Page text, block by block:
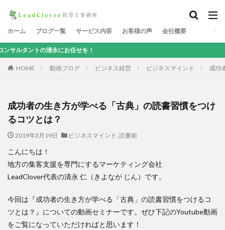
ホーム ブログ一覧 サービス内容 お客様の声 会社概要
永にお任せを！
HOME 動画ブログ ビジネス経営 ビジネスマインド 成功
成功者の生き方が学べる「古典」の読書習慣をつけ
るコツとは？
2019年3月19日 ビジネスマインド, 読書術
こんにちは！
地方の集客支援を専門にするマーケティング会社
LeadClover代表の清永 仁（きよなが じん）です。
今回は『成功者の生き方が学べる「古典」の読書習慣をつけるコ
ツとは？』についての動画セミナーです。ぜひ下記のYoutube動画
をご覧になっていただければと思います！